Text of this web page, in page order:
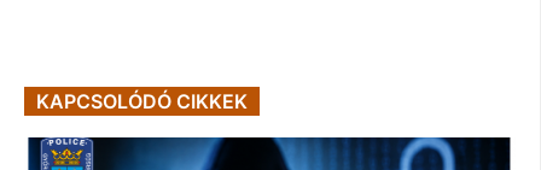
KAPCSOLÓDÓ CIKKEK